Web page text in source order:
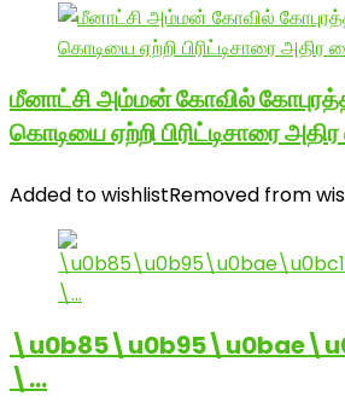
மீனாட்சி அம்மன் கோவில்
கொடியை ஏற்றி பிரிட்டிசாரை
Added to wishlistRemoved from
\…